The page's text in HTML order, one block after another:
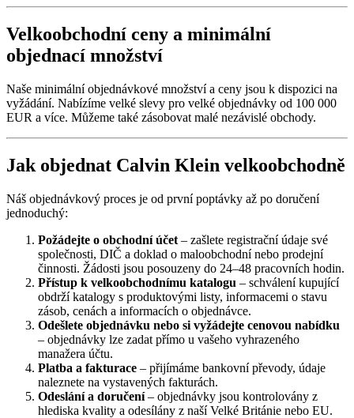
Velkoobchodní ceny a minimální
objednací množství
Naše minimální objednávkové množství a ceny jsou k dispozici na
vyžádání. Nabízíme velké slevy pro velké objednávky od 100 000
EUR a více. Můžeme také zásobovat malé nezávislé obchody.
Jak objednat Calvin Klein velkoobchodně
Náš objednávkový proces je od první poptávky až po doručení
jednoduchý:
Požádejte o obchodní účet – zašlete registrační údaje své
společnosti, DIČ a doklad o maloobchodní nebo prodejní
činnosti. Žádosti jsou posouzeny do 24–48 pracovních hodin.
Přístup k velkoobchodnímu katalogu – schválení kupující
obdrží katalogy s produktovými listy, informacemi o stavu
zásob, cenách a informacích o objednávce.
Odešlete objednávku nebo si vyžádejte cenovou nabídku
– objednávky lze zadat přímo u vašeho vyhrazeného
manažera účtu.
Platba a fakturace – přijímáme bankovní převody, údaje
naleznete na vystavených fakturách.
Odeslání a doručení– objednávky jsou kontrolovány z
hlediska kvality a odesílány z naší Velké Británie nebo EU.